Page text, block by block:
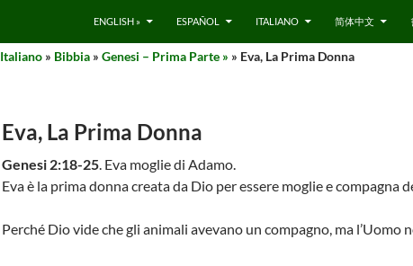
ENGLISH » ESPAÑOL ITALIANO 简体中文
Italiano » Bibbia » Genesi – Prima Parte » » Eva, La Prima Donna
Eva, La Prima Donna
Genesi 2:18-25. Eva moglie di Adamo.
Eva è la prima donna creata da Dio per essere moglie e compagna
Perché Dio vide che gli animali avevano un compagno, ma l’Uomo